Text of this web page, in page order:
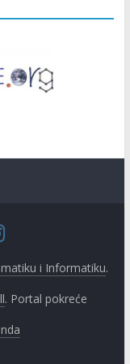
i Informatiku.
. Portal pokreće